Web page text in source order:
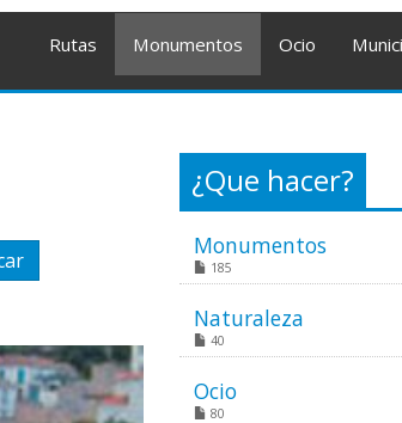
Rutas Monumentos Ocio
¿Que hacer?
Monumentos
185
Naturaleza
40
Ocio
80